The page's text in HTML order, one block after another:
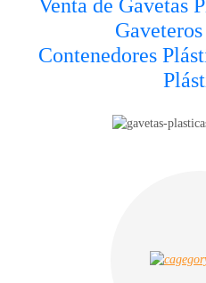
Venta de Gavetas
Contenedores